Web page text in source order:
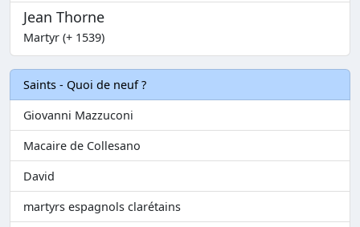
Jean Thorne
Martyr (+ 1539)
Saints - Quoi de neuf ?
Giovanni Mazzuconi
Macaire de Collesano
David
martyrs espagnols clarétains